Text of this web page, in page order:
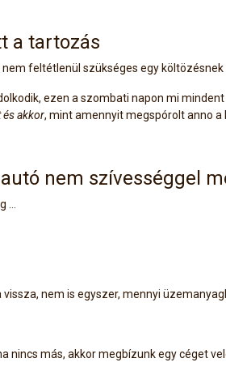
a tartozás
feltétlenül szükséges egy költözésnek
ezen a szombati napon mi
és akkor, mint amennyit megspórolt anno a
nem szívességgel
…
nem is egyszer, mennyi
nincs más, akkor megbízunk egy céget